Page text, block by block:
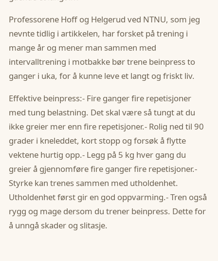
Professorene Hoff og Helgerud ved NTNU, som jeg
nevnte tidlig i artikkelen, har forsket på trening i
mange år og mener man sammen med
intervalltrening i motbakke bør trene beinpress to
ganger i uka, for å kunne leve et langt og friskt liv.
Effektive beinpress:- Fire ganger fire repetisjoner
med tung belastning. Det skal være så tungt at du
ikke greier mer enn fire repetisjoner.- Rolig ned til 90
grader i kneleddet, kort stopp og forsøk å flytte
vektene hurtig opp.- Legg på 5 kg hver gang du
greier å gjennomføre fire ganger fire repetisjoner.-
Styrke kan trenes sammen med utholdenhet.
Utholdenhet først gir en god oppvarming.- Tren også
rygg og mage dersom du trener beinpress. Dette for
å unngå skader og slitasje.